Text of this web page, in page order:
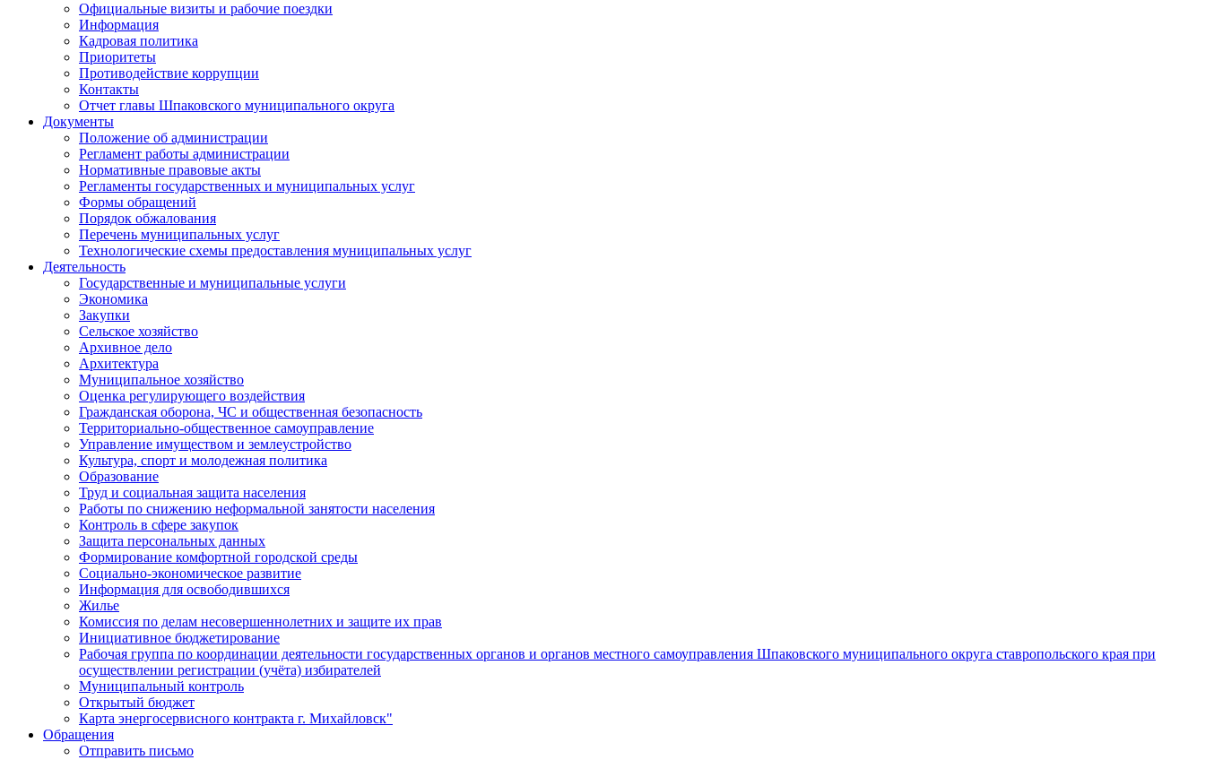
Официальные визиты и рабочие поездки
Информация
Кадровая политика
Приоритеты
Противодействие коррупции
Контакты
Отчет главы Шпаковского муниципального округа
Документы
Положение об администрации
Регламент работы администрации
Нормативные правовые акты
Регламенты государственных и муниципальных услуг
Формы обращений
Порядок обжалования
Перечень муниципальных услуг
Технологические схемы предоставления муниципальных услуг
Деятельность
Государственные и муниципальные услуги
Экономика
Закупки
Сельское хозяйство
Архивное дело
Архитектура
Муниципальное хозяйство
Оценка регулирующего воздействия
Гражданская оборона, ЧС и общественная безопасность
Территориально-общественное самоуправление
Управление имуществом и землеустройство
Культура, спорт и молодежная политика
Образование
Труд и социальная защита населения
Работы по снижению неформальной занятости населения
Контроль в сфере закупок
Защита персональных данных
Формирование комфортной городской среды
Социально-экономическое развитие
Информация для освободившихся
Жилье
Комиссия по делам несовершеннолетних и защите их прав
Инициативное бюджетирование
Рабочая группа по координации деятельности государственных органов и органов местного самоуправления Шпаковского муниципального округа ставропольского края при
осуществлении регистрации (учёта) избирателей
Муниципальный контроль
Открытый бюджет
Карта энергосервисного контракта г. Михайловск"
Обращения
Отправить письмо